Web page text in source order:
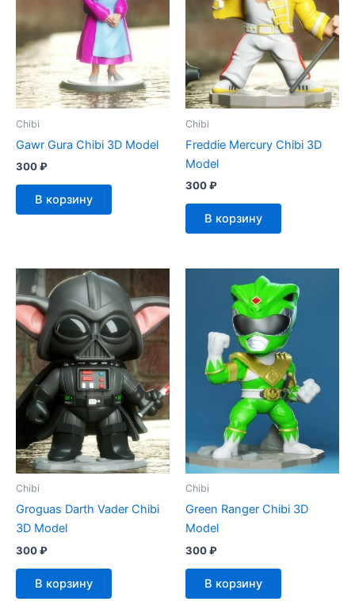
Chibi
Gawr Gura Chibi 3D Model
300₽
В корзину
Chibi
Freddie Mercury Chibi 3D
Model
300₽
В корзину
Chibi
Groguas Darth Vader Chibi
3D Model
300₽
В корзину
Chibi
Green Ranger Chibi 3D
Model
300₽
В корзину